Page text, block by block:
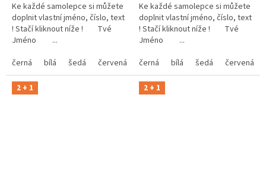
Ke každé samolepce si můžete
doplnit vlastní jméno, číslo, text
! Stačí kliknout níže ! Tvé
Jméno ...
černá
bílá šedá červená modrá žlutá zelená růžová
Ke každé samolepce si můžete
doplnit vlastní jméno, číslo, text
! Stačí kliknout níže ! Tvé
Jméno ...
černá
bílá šedá červená
2 + 1 2 + 1